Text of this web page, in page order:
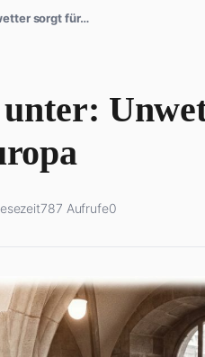
sorgt für…
787 Aufrufe0